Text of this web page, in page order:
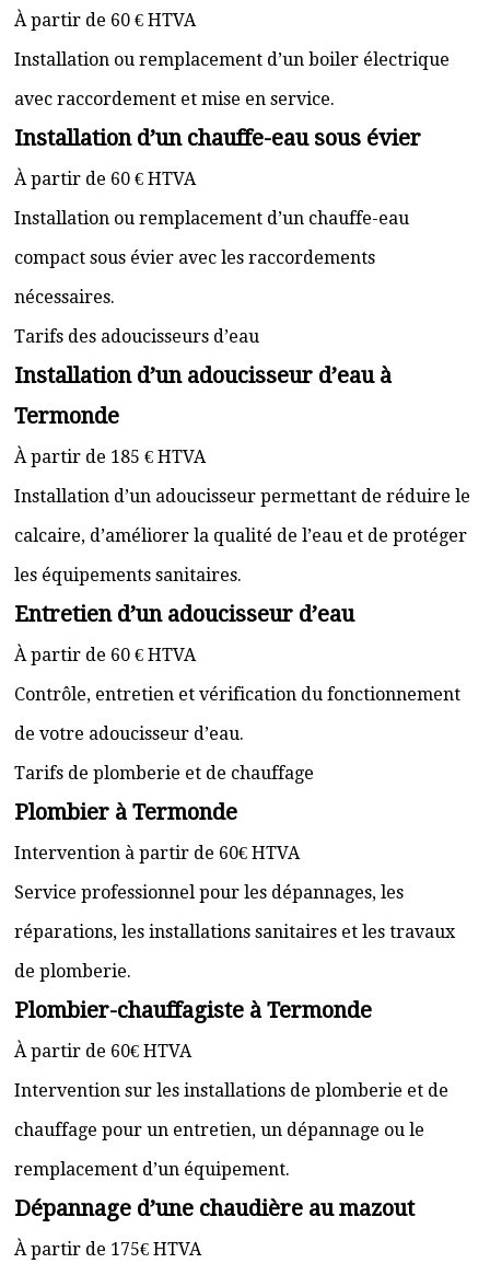
À partir de 60 € HTVA
Installation ou remplacement d’un boiler électrique
avec raccordement et mise en service.
Installation d’un chauffe-eau sous évier
À partir de 60 € HTVA
Installation ou remplacement d’un chauffe-eau
compact sous évier avec les raccordements
nécessaires.
Tarifs des adoucisseurs d’eau
Installation d’un adoucisseur d’eau à
Termonde
À partir de 185 € HTVA
Installation d’un adoucisseur permettant de réduire le
calcaire, d’améliorer la qualité de l’eau et de protéger
les équipements sanitaires.
Entretien d’un adoucisseur d’eau
À partir de 60 € HTVA
Contrôle, entretien et vérification du fonctionnement
de votre adoucisseur d’eau.
Tarifs de plomberie et de chauffage
Plombier à Termonde
Intervention à partir de 60€ HTVA
Service professionnel pour les dépannages, les
réparations, les installations sanitaires et les travaux
de plomberie.
Plombier-chauffagiste à Termonde
À partir de 60€ HTVA
Intervention sur les installations de plomberie et de
chauffage pour un entretien, un dépannage ou le
remplacement d’un équipement.
Dépannage d’une chaudière au mazout
À partir de 175€ HTVA